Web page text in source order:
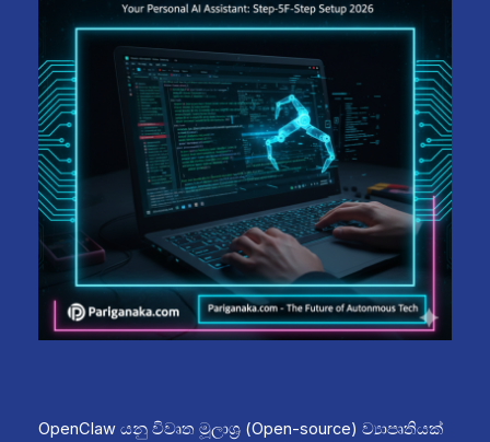
OpenClaw යනු විවෘත මූලාශ්‍ර (Open-source) ව්‍යාපෘතියක්